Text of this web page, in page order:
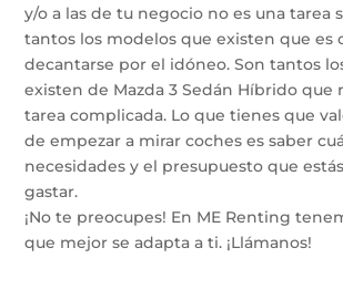
y/o a las de tu negocio no es una tarea
tantos los modelos que existen que es
decantarse por el idóneo. Son tantos
existen de Mazda 3 Sedán Híbrido que
tarea complicada. Lo que tienes que
de empezar a mirar coches es saber
necesidades y el presupuesto que
gastar.
¡No te preocupes! En ME Renting
que mejor se adapta a ti. ¡Llámanos!